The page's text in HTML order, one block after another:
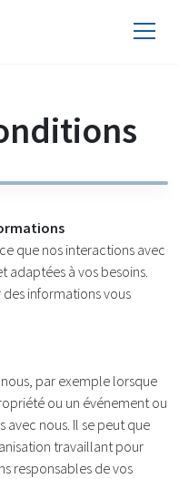
que nos interactions avec
adaptées à vos besoins.
informations vous
par exemple lorsque
ou un événement ou
avec nous. Il se peut que
travaillant pour
responsables de vos